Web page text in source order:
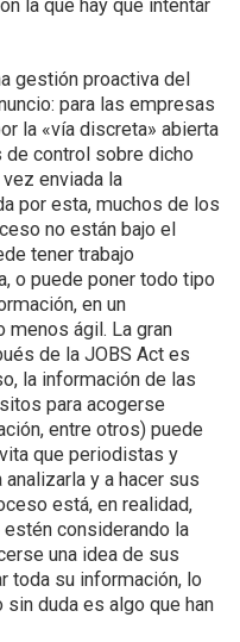
la que hay que intentar
gestión proactiva del
para las empresas
la «vía discreta» abierta
de control sobre dicho
enviada la
por esta, muchos de los
no están bajo el
tener trabajo
o puede poner todo tipo
en un
menos ágil. La gran
de la JOBS Act es
la información de las
para acogerse
entre otros) puede
que periodistas y
y a hacer sus
está, en realidad,
considerando la
una idea de sus
toda su información, lo
duda es algo que han